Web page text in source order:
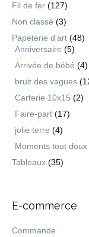
Fil de fer (127)
Non classé (3)
Papeterie d'art (48)
Anniversaire (5)
Arrivée de bébé (4)
bruit des vagues
Carterie 10x15 (2)
Faire-part (17)
jolie terre (4)
Moments tout doux
Tableaux (35)
E-commerce
Commande